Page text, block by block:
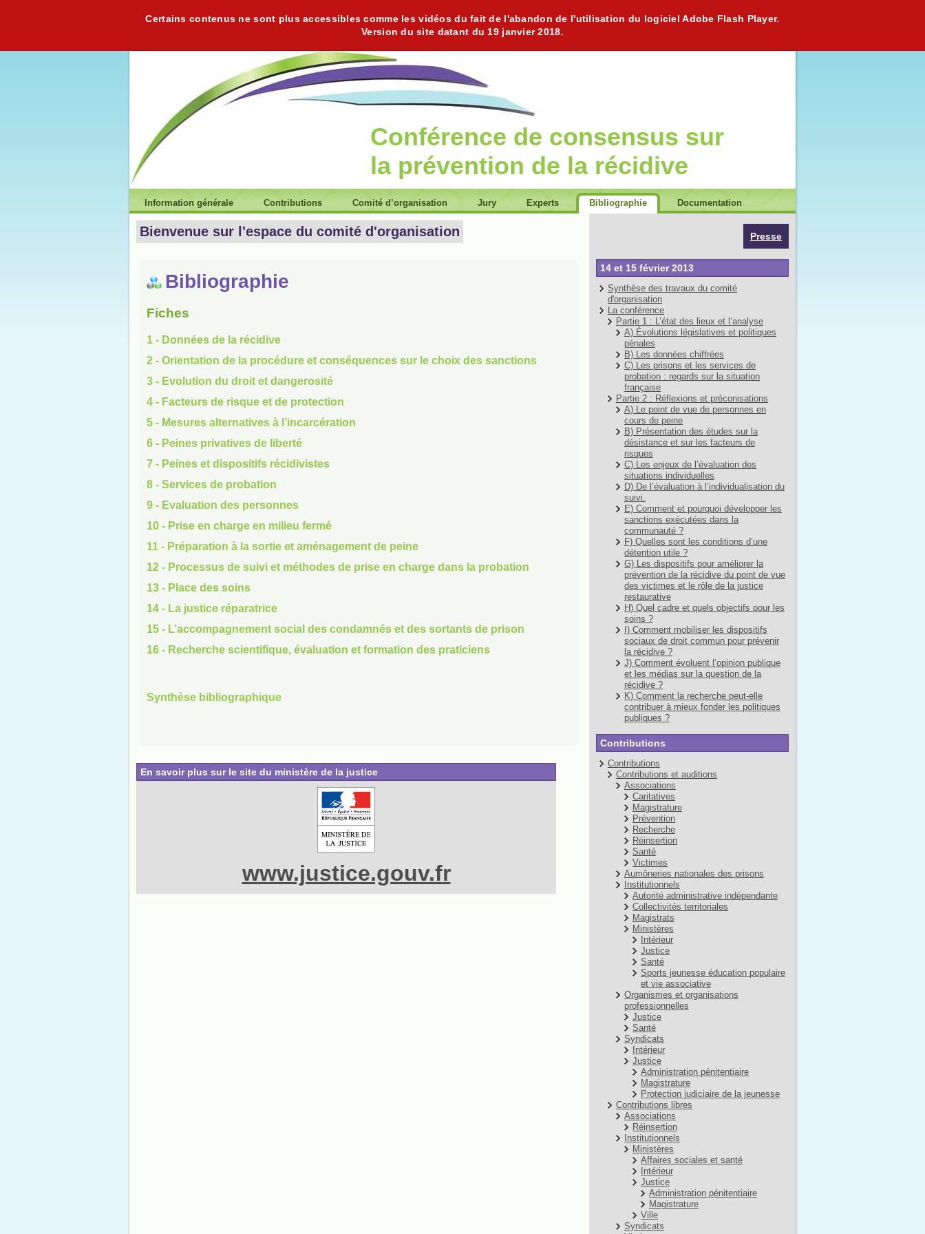
Certains contenus ne sont plus accessibles comme les vidéos du fait de l'abandon de l'utilisation du logiciel Adobe Flash Player.
Version du site datant du 19 janvier 2018.
Conférence de consensus sur
la prévention de la récidive
Information générale Contributions Comité d’organisation Jury Experts Bibliographie Documentation
Bienvenue sur l'espace du comité d'organisation
Bibliographie
Fiches
1 - Données de la récidive
2 - Orientation de la procédure et conséquences sur le choix des sanctions
3 - Evolution du droit et dangerosité
4 - Facteurs de risque et de protection
5 - Mesures alternatives à l’incarcération
6 - Peines privatives de liberté
7 - Peines et dispositifs récidivistes
8 - Services de probation
9 - Evaluation des personnes
10 - Prise en charge en milieu fermé
11 - Préparation à la sortie et aménagement de peine
12 - Processus de suivi et méthodes de prise en charge dans la probation
13 - Place des soins
14 - La justice réparatrice
15 - L’accompagnement social des condamnés et des sortants de prison
16 - Recherche scientifique, évaluation et formation des praticiens
Synthèse bibliographique
En savoir plus sur le site du ministère de la justice
www.justice.gouv.fr
Presse
14 et 15 février 2013
Synthèse des travaux du comité
d'organisation
La conférence
Partie 1 : L’état des lieux et l’analyse
A) Évolutions législatives et politiques
pénales
B) Les données chiffrées
C) Les prisons et les services de
probation : regards sur la situation
française
Partie 2 : Réflexions et préconisations
A) Le point de vue de personnes en
cours de peine
B) Présentation des études sur la
désistance et sur les facteurs de
risques
C) Les enjeux de l’évaluation des
situations individuelles
D) De l’évaluation à l’individualisation du
suivi.
E) Comment et pourquoi développer les
sanctions exécutées dans la
communauté ?
F) Quelles sont les conditions d’une
détention utile ?
G) Les dispositifs pour améliorer la
prévention de la récidive du point de vue
des victimes et le rôle de la justice
restaurative
H) Quel cadre et quels objectifs pour les
soins ?
I) Comment mobiliser les dispositifs
sociaux de droit commun pour prévenir
la récidive ?
J) Comment évoluent l’opinion publique
et les médias sur la question de la
récidive ?
K) Comment la recherche peut-elle
contribuer à mieux fonder les politiques
publiques ?
Contributions
Contributions
Contributions et auditions
Associations
Caritatives
Magistrature
Prévention
Recherche
Réinsertion
Santé
Victimes
Aumôneries nationales des prisons
Institutionnels
Autorité administrative indépendante
Collectivités territoriales
Magistrats
Ministères
Intérieur
Justice
Santé
Sports jeunesse éducation populaire
et vie associative
Organismes et organisations
professionnelles
Justice
Santé
Syndicats
Intérieur
Justice
Administration pénitentiaire
Magistrature
Protection judiciaire de la jeunesse
Contributions libres
Associations
Réinsertion
Institutionnels
Ministères
Affaires sociales et santé
Intérieur
Justice
Administration pénitentiaire
Magistrature
Ville
Syndicats